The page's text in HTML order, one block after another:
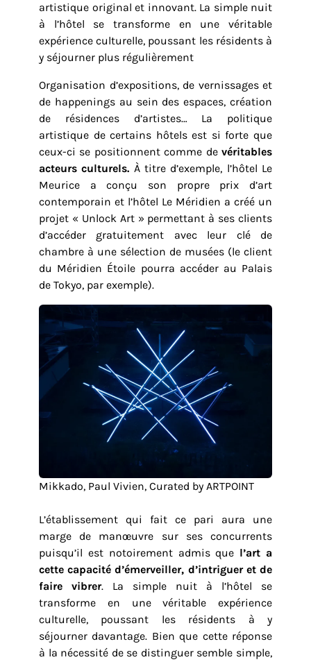
artistique original et innovant. La simple nuit
à l’hôtel se transforme en une véritable
expérience culturelle, poussant les résidents à
y séjourner plus régulièrement
Organisation d’expositions, de vernissages et
de happenings au sein des espaces, création
de résidences d’artistes… La politique
artistique de certains hôtels est si forte que
ceux-ci se positionnent comme de véritables
acteurs culturels. À titre d’exemple, l’hôtel Le
Meurice a conçu son propre prix d’art
contemporain et l’hôtel Le Méridien a créé un
projet « Unlock Art » permettant à ses clients
d’accéder gratuitement avec leur clé de
chambre à une sélection de musées (le client
du Méridien Étoile pourra accéder au Palais
de Tokyo, par exemple).
Mikkado, Paul Vivien, Curated by ARTPOINT
L’établissement qui fait ce pari aura une
marge de manœuvre sur ses concurrents
puisqu’il est notoirement admis que l’art a
cette capacité d’émerveiller, d’intriguer et de
faire vibrer. La simple nuit à l’hôtel se
transforme en une véritable expérience
culturelle, poussant les résidents à y
séjourner davantage. Bien que cette réponse
à la nécessité de se distinguer semble simple,